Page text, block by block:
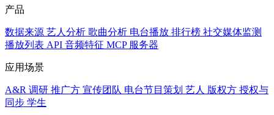
产品
数据来源 艺人分析 歌曲分析 电台播放 排行榜 社交媒体监测
播放列表 API 音频特征 MCP 服务器
应用场景
A&R 调研 推广方 宣传团队 电台节目策划 艺人 版权方 授权与
同步 学生